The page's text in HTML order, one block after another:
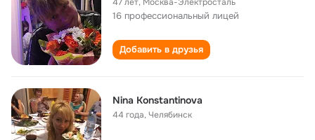
16 профессиональный лицей
Добавить в друзья
Nina Konstantinova
44 года,Челябинск